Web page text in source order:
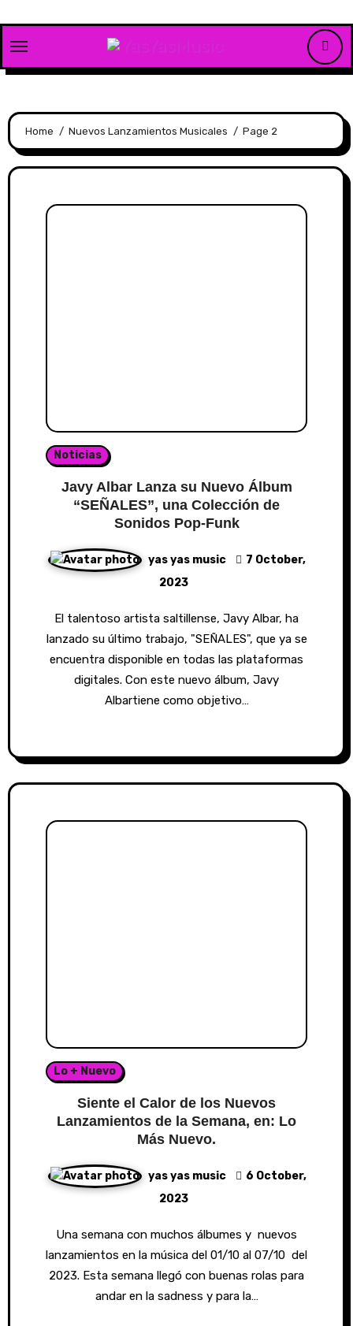
content
Home Nuevos Lanzamientos Musicales Page 2
Noticias
Javy Albar Lanza su Nuevo Álbum
“SEÑALES”, una Colección de
Sonidos Pop-Funk
yas yas music
7 October,
2023
El talentoso artista saltillense, Javy Albar, ha
lanzado su último trabajo, "SEÑALES", que ya se
encuentra disponible en todas las plataformas
digitales. Con este nuevo álbum, Javy
Albartiene como objetivo…
Lo + Nuevo
Siente el Calor de los Nuevos
Lanzamientos de la Semana, en: Lo
Más Nuevo.
yas yas music
6 October,
2023
Una semana con muchos álbumes y nuevos
lanzamientos en la música del 01/10 al 07/10 del
2023. Esta semana llegó con buenas rolas para
andar en la sadness y para la…